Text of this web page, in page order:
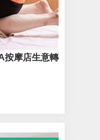
按摩店生意轉